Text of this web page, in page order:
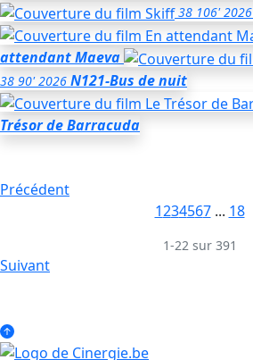
38 106' 2026
attendant Maeva
38 90' 2026 N121-Bus de nuit
Trésor de Barracuda
Précédent
1234567 ... 18
1-22 sur 391
Suivant